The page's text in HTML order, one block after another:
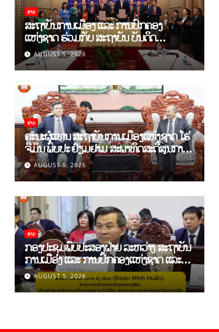
ຂ່າວ
ສະຖາບັນການເມືອງ ແລະ ການປົກຄອງ
ແຫ່ງຊາດ ຮ່ວມກັບ ສະຖາບັນ ບັນດິດ
ວິທະຍາສາດສັງຄົມ ຫວຽດນາມ ເຊັນບົດບັນທຶກ
ການຮ່ວມມືທາງດ້ານວິທະຍາສາດ (2026-
2030)
AUGUST 5, 2026
ຂ່າວ
ຄະນະຜູ້ແທນ ສະຖາບັນການເມືອງແຫ່ງຊາດ ໂຮ່
ຈີມິນ ພົບປະ ຢ້ຽມຢາມ ສະພາທິດສະດີສູນກາງ
ພັກAUGUST 5, 2026
ຂ່າວ
ກອງປະຊຸມພົບປະສອງຝ່າຍ ລະຫວ່າງ ສະຖາບັນ
ການເມືອງ ແລະ ການປົກຄອງແຫ່ງຊາດ ແລະ
ສະຖາບັນການເມືອງແຫ່ງຊາດ ໂຮ່ຈີມິນ ສສ
ຫວຽດນາມ
AUGUST 5, 2026